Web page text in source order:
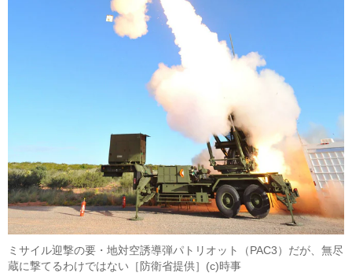
ミサイル迎撃の要・地対空誘導弾パトリオット（PAC3）だが、無尽
蔵に撃てるわけではない［防衛省提供］(c)時事